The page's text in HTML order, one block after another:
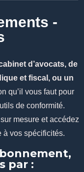
-
d’avocats, de
et fiscal, ou un
qu’il vous faut pour
de conformité.
mesure et accédez
à vos spécificités.
par :